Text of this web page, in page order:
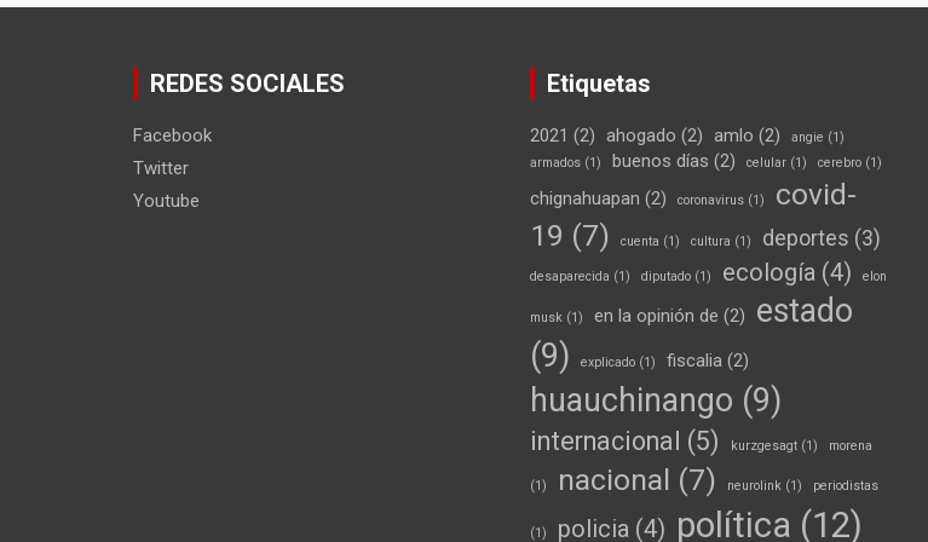
REDES SOCIALES
Facebook
Twitter
Youtube
Etiquetas
2021 (2) ahogado (2) amlo (2) angie (1)
armados(1) buenos días (2) celular(1) cerebro(1)
chignahuapan (2) coronavirus(1)
covid-
19 (7) cuenta (1) cultura (1) deportes (3)
desaparecida (1) diputado(1) ecología(4) elon
musk(1) en la opinión de (2)
estado
(9)
explicado(1) fiscalia(2)
huauchinango (9)
internacional (5) kurzgesagt(1) morena
(1) nacional (7) neurolink(1) periodistas
(1) policia(4) política (12)